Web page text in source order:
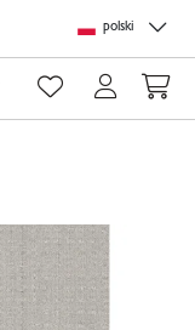
polski
0